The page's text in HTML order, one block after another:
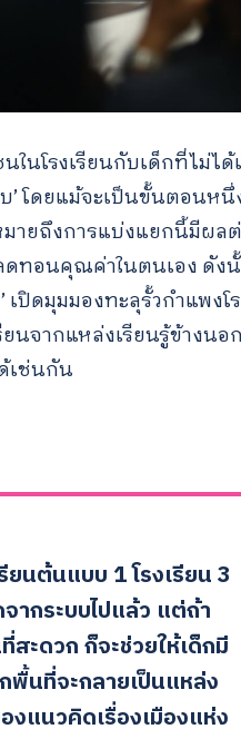
ในโรงเรียนกับเด็กที่ไม่ได้
’ โดยแม้จะเป็นขั้นตอนห
มายถึงการแบ่งแยกนี้มีผล
ลดทอนคุณค่าในตนเอง ดัง
ปิดมุมมองทะลุรั้วกำแพงโ
นจากแหล่งเรียนรู้ข้างนอ
เช่นกัน
ยนต้นแบบ 1 โรงเรียน 3
ากระบบไปแล้ว แต่ถ้า
สะดวก ก็จะช่วยให้เด็กมี
พื้นที่จะกลายเป็นแหล่ง
งแนวคิดเรื่องเมืองแห่ง